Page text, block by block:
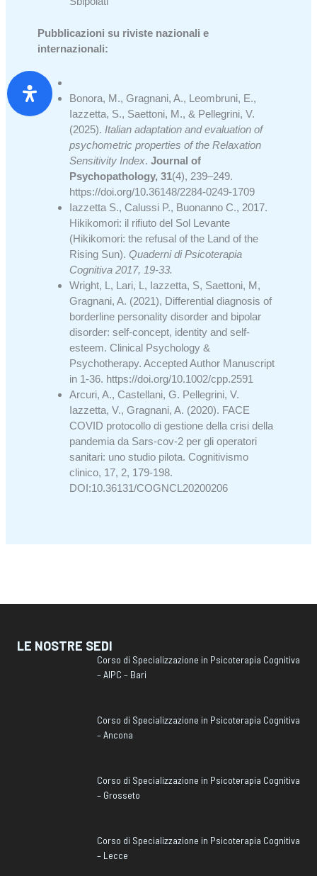
Pubblicazioni su riviste nazionali e
internazionali:
Bonora, M., Gragnani, A., Leombruni, E.,
Iazzetta, S., Saettoni, M., & Pellegrini, V.
(2025). Italian adaptation and evaluation of
psychometric properties of the Relaxation
Sensitivity Index.Journal of
Psychopathology, 31(4), 239–249.
https://doi.org/10.36148/2284-0249-1709
Iazzetta S., Calussi P., Buonanno C., 2017.
Hikikomori: il rifiuto del Sol Levante
(Hikikomori: the refusal of the Land of the
Rising Sun).Quaderni di Psicoterapia
Cognitiva 2017, 19-33.
Wright, L, Lari, L, Iazzetta, S, Saettoni, M,
Gragnani, A. (2021), Differential diagnosis of
borderline personality disorder and bipolar
disorder: self‐concept, identity and self‐
esteem. Clinical Psychology &
Psychotherapy. Accepted Author Manuscript
in 1-36. https://doi.org/10.1002/cpp.2591
Arcuri, A., Castellani, G. Pellegrini, V.
Iazzetta, V., Gragnani, A. (2020). FACE
COVID protocollo di gestione della crisi della
pandemia da Sars-cov-2 per gli operatori
sanitari: uno studio pilota. Cognitivismo
clinico, 17, 2, 179-198.
DOI:10.36131/COGNCL20200206
LE NOSTRE SEDI
Corso di Specializzazione in Psicoterapia Cognitiva
– AIPC – Bari
Corso di Specializzazione in Psicoterapia Cognitiva
– Ancona
Corso di Specializzazione in Psicoterapia Cognitiva
– Grosseto
Corso di Specializzazione in Psicoterapia Cognitiva
– Lecce